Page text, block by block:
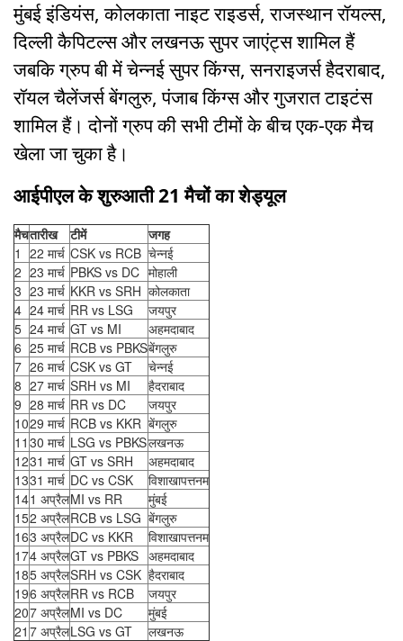
मुंबई इंडियंस, कोलकाता नाइट राइडर्स, राजस्थान रॉयल्स,
दिल्ली कैपिटल्स और लखनऊ सुपर जाएंट्स शामिल हैं
जबकि ग्रुप बी में चेन्नई सुपर किंग्स, सनराइजर्स हैदराबाद,
रॉयल चैलेंजर्स बेंगलुरु, पंजाब किंग्स और गुजरात टाइटंस
शामिल हैं। दोनों ग्रुप की सभी टीमों के बीच एक-एक मैच
खेला जा चुका है।
आईपीएल के शुरुआती 21 मैचों का शेड्यूल
मैचतारीख टीमें
जगह
1 22 मार्च CSK vs RCB चेन्नई
2 23 मार्च PBKS vs DC मोहाली
3 23 मार्च KKR vs SRH कोलकाता
4 24 मार्च RR vs LSG
जयपुर
5 24 मार्च GT vs MI
अहमदाबाद
6 25 मार्च RCB vs PBKSबेंगलुरु
7 26 मार्च CSK vs GT
चेन्नई
8 27 मार्च SRH vs MI
हैदराबाद
9 28 मार्च RR vs DC
जयपुर
1029 मार्च RCB vs KKR बेंगलुरु
11 30 मार्च LSG vs PBKSलखनऊ
1231 मार्च GT vs SRH
अहमदाबाद
1331 मार्च DC vs CSK
विशाखापत्तनम
141 अप्रैलMI vs RR
मुंबई
152 अप्रैलRCB vs LSG बेंगलुरु
163 अप्रैलDC vs KKR
विशाखापत्तनम
174 अप्रैलGT vs PBKS अहमदाबाद
185 अप्रैलSRH vs CSK हैदराबाद
196 अप्रैलRR vs RCB
जयपुर
207 अप्रैलMI vs DC
मुंबई
21 7 अप्रैलLSG vs GT लखनऊ